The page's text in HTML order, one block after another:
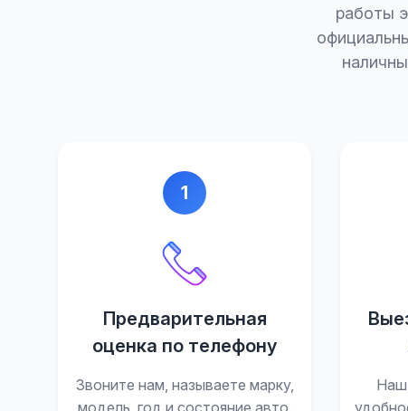
работы
1
Предварительная
оценка по телефону
Звоните нам, называете марку,
модель, год и состояние авто.
Наш